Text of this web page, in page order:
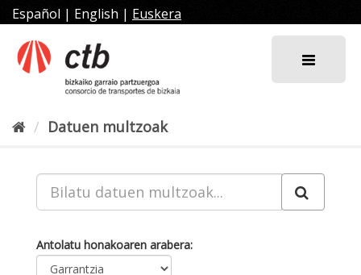
Joan
edukira
Español | English | Euskera
Datuen multzoak
Antolatu honakoaren arabera